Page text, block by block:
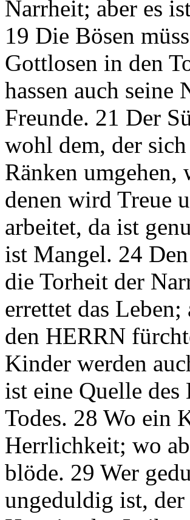
Narrheit; aber es
19 Die Bösen
Gottlosen in den
hassen auch seine
Freunde. 21 Der
wohl dem, der
Ränken umgehen,
denen wird Treue
arbeitet, da ist
ist Mangel. 24
die Torheit der
errettet das
den HERRN
Kinder werden
ist eine Quelle des
Todes. 28 Wo ein
Herrlichkeit; wo
blöde. 29 Wer
ungeduldig ist,